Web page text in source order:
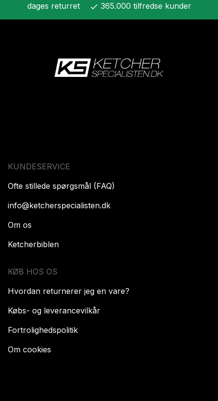
dages returret
check 365.000 tilfredse kunder
KUNDESERVICE
Ofte stillede spørgsmål (FAQ)
info@ketcherspecialisten.dk
Om os
Ketcherbiblen
KØB HOS OS
Hvordan returnerer jeg en vare?
Købs- og leverancevilkår
Fortrolighedspolitik
Om cookies